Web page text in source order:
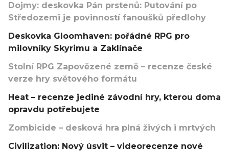
Dojmy: deskovka Pán prstenů: Putování po
Středozemi je povinností fanoušků předlohy
Deskovka Gloomhaven: pořádné RPG pro
milovníky Skyrimu a Zaklínače
Stolní RPG Zapovězené země – recenze české
verze hry světového formátu
Heat – recenze jediné závodní hry, kterou doma
opravdu potřebujete
Zombicide – desková hra plná živých i mrtvých
Civilization: Nový úsvit – videorecenze nové